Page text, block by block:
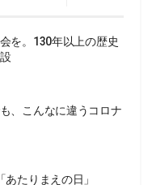
を。130年以上の歴史
、こんなに違うコロナ
たりまえの日」